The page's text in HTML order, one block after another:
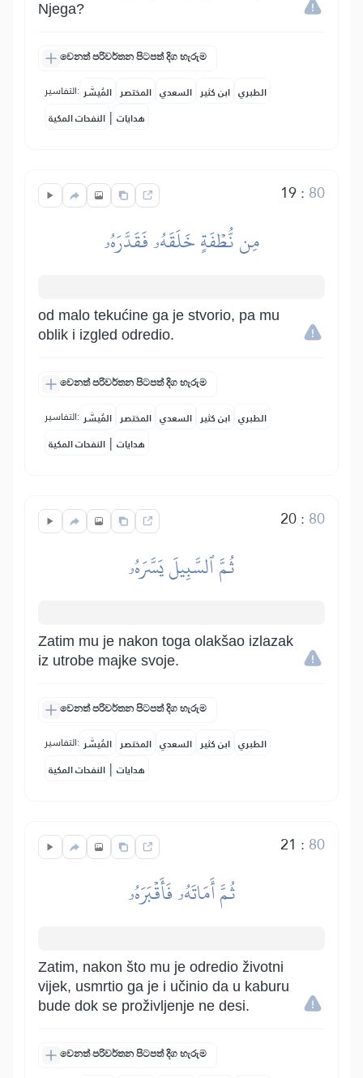
Njega?
වෙනත් පරිවර්තන පිටපත් දිග හැරුම
التفاسير: المُيسَّر المختصر السعدي ابن كثير الطبري
النفحات المكية | هدايات
19: 80
مِن نُّطۡفَةٍ خَلَقَهُۥ فَقَدَّرَهُۥ
od malo tekućine ga je stvorio, pa mu
oblik i izgled odredio.
වෙනත් පරිවර්තන පිටපත් දිග හැරුම
التفاسير: المُيسَّر المختصر السعدي ابن كثير الطبري
النفحات المكية | هدايات
20: 80
ثُمَّ ٱلسَّبِيلَ يَسَّرَهُۥ
Zatim mu je nakon toga olakšao izlazak
iz utrobe majke svoje.
වෙනත් පරිවර්තන පිටපත් දිග හැරුම
التفاسير: المُيسَّر المختصر السعدي ابن كثير الطبري
النفحات المكية | هدايات
21 : 80
ثُمَّ أَمَاتَهُۥ فَأَقۡبَرَهُۥ
Zatim, nakon što mu je odredio životni
vijek, usmrtio ga je i učinio da u kaburu
bude dok se proživljenje ne desi.
වෙනත් පරිවර්තන පිටපත් දිග හැරුම